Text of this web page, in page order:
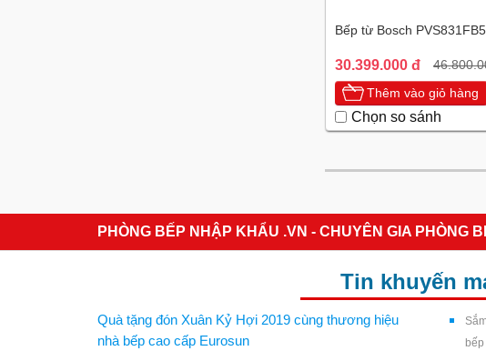
Bếp từ Bosch
30.399.000 đ
Thêm vào giỏ hàng
Chọn so sánh
PHÒNG BẾP NHẬP KHẨU .VN - CHUYÊN GIA PHÒNG
Tin khuyến
Quà tặng đón Xuân Kỷ Hợi 2019 cùng thương hiệu
nhà bếp cao cấp Eurosun